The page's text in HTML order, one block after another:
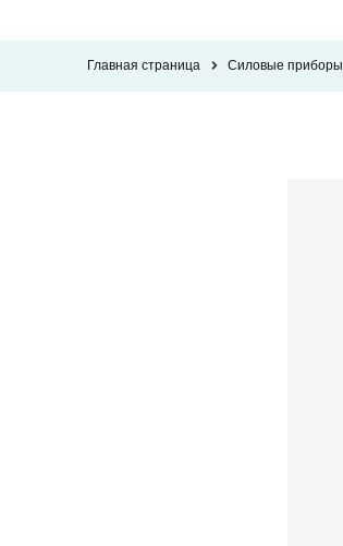
Главная страница Силовые приборы